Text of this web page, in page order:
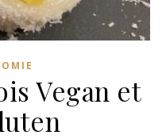
Vegan et